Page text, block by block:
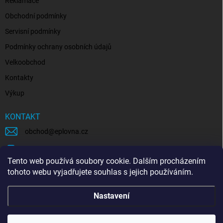
Tento web používá soubory cookie. Dalším procházením
tohoto webu vyjadřujete souhlas s jejich používáním.
Nastavení
Obchodní podmínky
Servisní podmínky
Podmínky ochrany osobních údajů
Velkoobchod
Kontakty
Výkup
KONTAKT
obchod @eplovna.cz
eplovna.cz